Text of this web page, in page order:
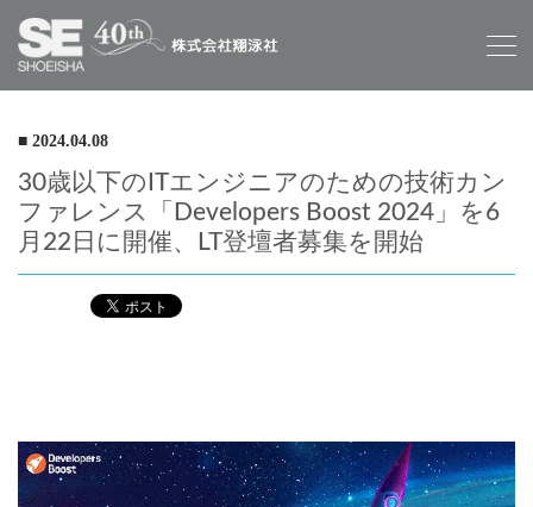
■ 2024.04.08
30歳以下のITエンジニアのための技術カン
ファレンス「Developers Boost 2024」を6
月22日に開催、LT登壇者募集を開始